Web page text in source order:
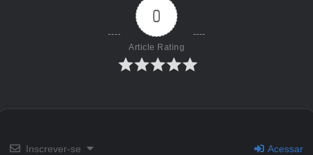
surgiu o projeto “Inazuma Eleven Cross”.
0
Article Rating
Inscrever-se Acessar